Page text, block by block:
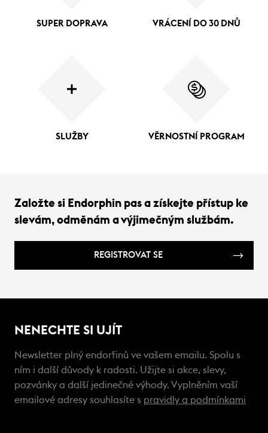
SUPER DOPRAVA VRÁCENÍ DO 30 DNŮ
SLUŽBY VĚRNOSTNÍ PROGRAM
Založte si Endorphin pas a získejte přístup ke
slevám, odměnám a výjimečným službám.
REGISTROVAT SE
NENECHTE SI UJÍT
Newsletter plný endorfinů ve vašem emailu. Spolu s
ním i další důvody k radosti. Užijte si akce, slevy,
pozvánky a další jedinečné výhody. Vyplněním vaší
emailové adresy souhlasíte s pravidly a podmínkami